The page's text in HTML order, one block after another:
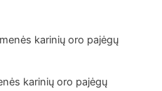
karinių oro pajėgų